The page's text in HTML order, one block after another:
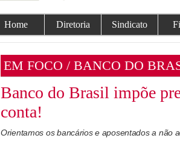
Home Diretoria Sindicato
EM FOCO / BANCO DO
Banco do Brasil impõe
conta!
Orientamos os bancários e aposentados a não